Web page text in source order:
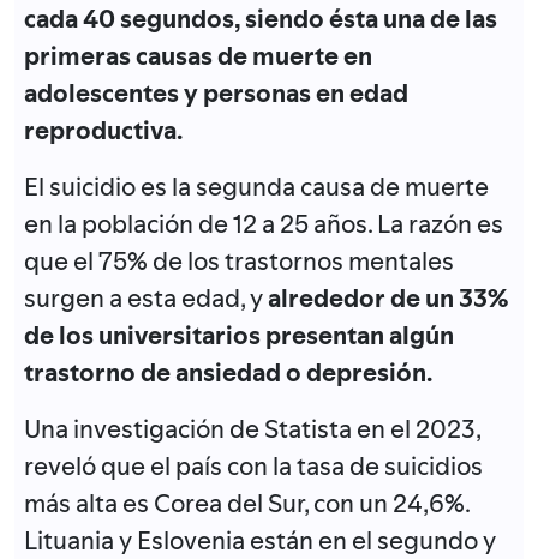
cada 40 segundos, siendo ésta una de las
primeras causas de muerte en
adolescentes y personas en edad
reproductiva.
El suicidio es la segunda causa de muerte
en la población de 12 a 25 años. La razón es
que el 75% de los trastornos mentales
surgen a esta edad, yalrededor de un 33%
de los universitarios presentan algún
trastorno de ansiedad o depresión.
Una investigación de Statista en el 2023,
reveló que el país con la tasa de suicidios
más alta es Corea del Sur, con un 24,6%.
Lituania y Eslovenia están en el segundo y